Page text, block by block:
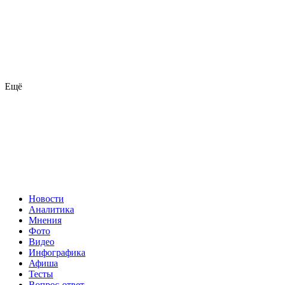
Ещё
Новости
Аналитика
Мнения
Фото
Видео
Инфографика
Афиша
Тесты